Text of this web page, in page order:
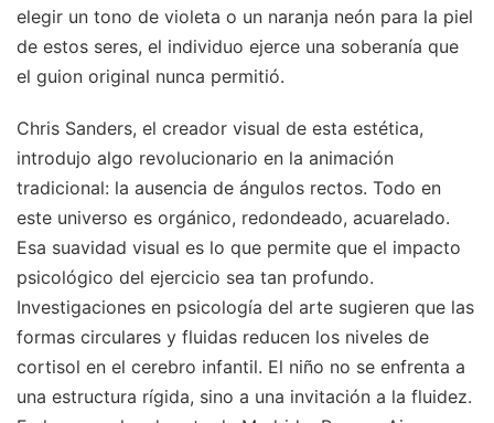
elegir un tono de violeta o un naranja neón para la piel
de estos seres, el individuo ejerce una soberanía que
el guion original nunca permitió.
Chris Sanders, el creador visual de esta estética,
introdujo algo revolucionario en la animación
tradicional: la ausencia de ángulos rectos. Todo en
este universo es orgánico, redondeado, acuarelado.
Esa suavidad visual es lo que permite que el impacto
psicológico del ejercicio sea tan profundo.
Investigaciones en psicología del arte sugieren que las
formas circulares y fluidas reducen los niveles de
cortisol en el cerebro infantil. El niño no se enfrenta a
una estructura rígida, sino a una invitación a la fluidez.